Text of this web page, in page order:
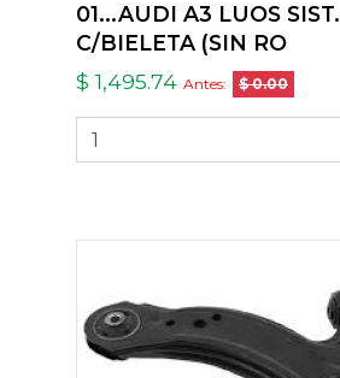
01...AUDI A3 LUOS SIST.
C/BIELETA (SIN RO
$ 1,495.74 Antes: $ 0.00